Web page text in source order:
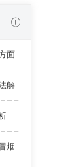
面
解
烟